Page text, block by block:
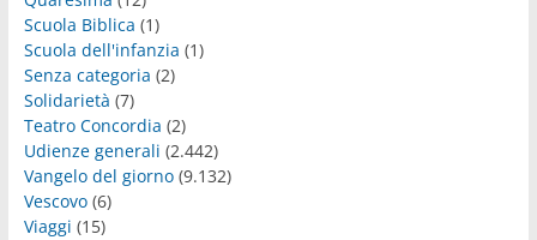
Scuola Biblica (1)
Scuola dell'infanzia (1)
Senza categoria (2)
Solidarietà (7)
Teatro Concordia (2)
Udienze generali (2.442)
Vangelo del giorno(9.132)
Vescovo(6)
Viaggi (15)